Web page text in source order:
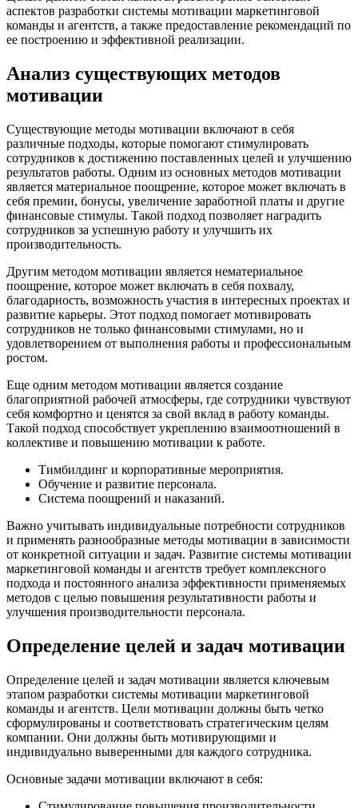
аспектов разработки системы мотивации маркетинговой
команды и агентств, а также предоставление рекомендаций по
ее построению и эффективной реализации.
Анализ существующих методов
мотивации
Существующие методы мотивации включают в себя
различные подходы, которые помогают стимулировать
сотрудников к достижению поставленных целей и улучшению
результатов работы. Одним из основных методов мотивации
является материальное поощрение, которое может включать в
себя премии, бонусы, увеличение заработной платы и другие
финансовые стимулы. Такой подход позволяет наградить
сотрудников за успешную работу и улучшить их
производительность.
Другим методом мотивации является нематериальное
поощрение, которое может включать в себя похвалу,
благодарность, возможность участия в интересных проектах и
развитие карьеры. Этот подход помогает мотивировать
сотрудников не только финансовыми стимулами, но и
удовлетворением от выполнения работы и профессиональным
ростом.
Еще одним методом мотивации является создание
благоприятной рабочей атмосферы, где сотрудники чувствуют
себя комфортно и ценятся за свой вклад в работу команды.
Такой подход способствует укреплению взаимоотношений в
коллективе и повышению мотивации к работе.
Тимбилдинг и корпоративные мероприятия.
Обучение и развитие персонала.
Система поощрений и наказаний.
Важно учитывать индивидуальные потребности сотрудников
и применять разнообразные методы мотивации в зависимости
от конкретной ситуации и задач. Развитие системы мотивации
маркетинговой команды и агентств требует комплексного
подхода и постоянного анализа эффективности применяемых
методов с целью повышения результативности работы и
улучшения производительности персонала.
Определение целей и задач мотивации
Определение целей и задач мотивации является ключевым
этапом разработки системы мотивации маркетинговой
команды и агентств. Цели мотивации должны быть четко
сформулированы и соответствовать стратегическим целям
компании. Они должны быть мотивирующими и
индивидуально выверенными для каждого сотрудника.
Основные задачи мотивации включают в себя: